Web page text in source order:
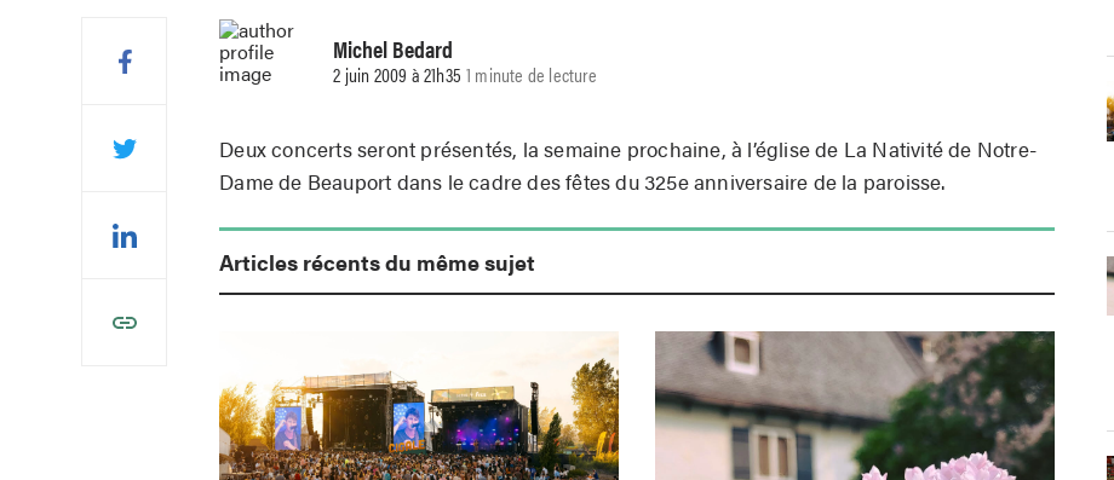
Michel Bedard
2 juin 2009 à 21h35 1 minute de lecture
Deux concerts seront présentés, la semaine prochaine, à l’église de La Nativité de Notre-
Dame de Beauport dans le cadre des fêtes du 325e anniversaire de la paroisse.
Articles récents du même sujet